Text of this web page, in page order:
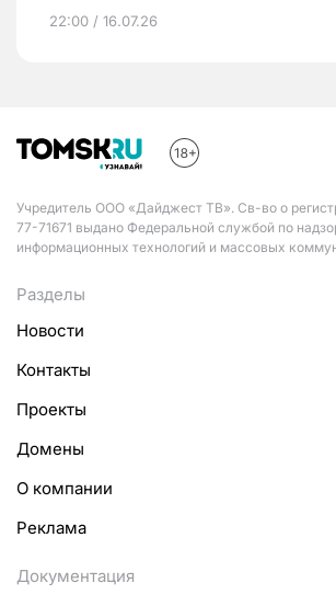
22:00 / 16.07.26
Учредитель ООО «Дайджест ТВ». Св-во о
77-71671 выдано Федеральной службой по
информационных технологий и массовых
Разделы
Новости
Контакты
Проекты
Домены
О компании
Реклама
Документация